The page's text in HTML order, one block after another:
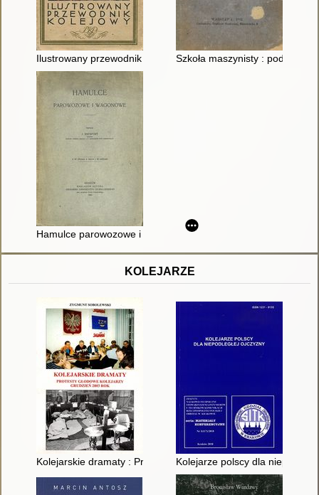
Ilustrowany przewodnik kolejowy. [Cz. 2],Szkoła maszynisty :
Hamulce parowozowe i wagonowe
KOLEJARZE
Kolejarskie dramaty : Protesty głodowe kolejarzy grudzień
Kolejarze polscy dla